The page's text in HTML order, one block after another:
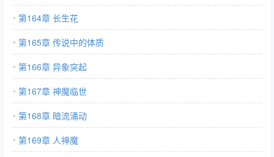
第164章 长生花
第165章 传说中的体质
第166章 异象突起
第167章 神魔临世
第168章 暗流涌动
第169章 人神魔